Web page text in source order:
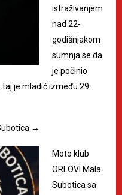
istraživanjem
nad 22-
godišnjakom
sumnja se da
je počinio
je mladić između 29.
→
Moto klub
ORLOVI Mala
Subotica sa